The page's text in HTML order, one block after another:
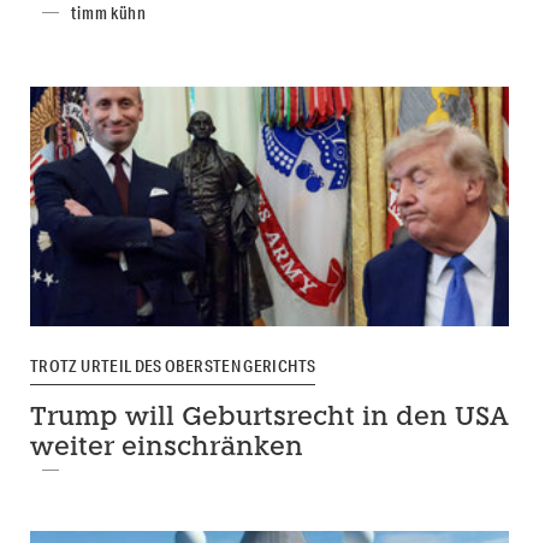
timm kühn
TROTZ URTEIL DES OBERSTEN GERICHTS
Trump will Geburtsrecht in den USA
weiter einschränken